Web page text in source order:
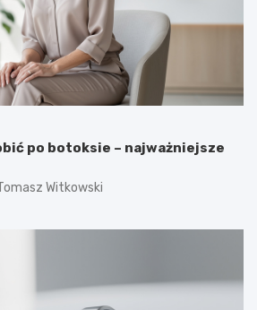
po botoksie – najważniejsze
Witkowski